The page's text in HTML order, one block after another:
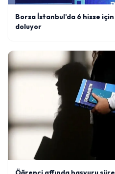
Borsa İstanbul’da 6 hisse
doluyor